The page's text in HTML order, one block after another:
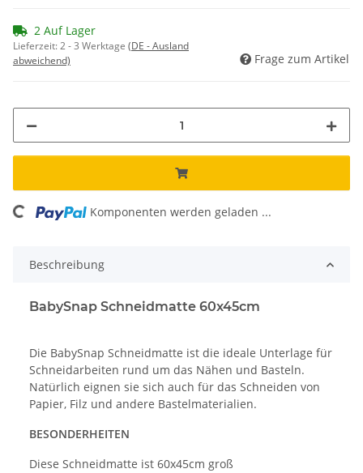
2 Auf Lager
Lieferzeit:2 - 3 Werktage (DE - Ausland
abweichend)
Frage zum Artikel
Komponenten werden geladen ...
Beschreibung
BabySnap Schneidmatte 60x45cm
Die BabySnap Schneidmatte ist die ideale Unterlage für
Schneidarbeiten rund um das Nähen und Basteln.
Natürlich eignen sie sich auch für das Schneiden von
Papier, Filz und andere Bastelmaterialien.
BESONDERHEITEN
Diese Schneidmatte ist 60x45cm groß